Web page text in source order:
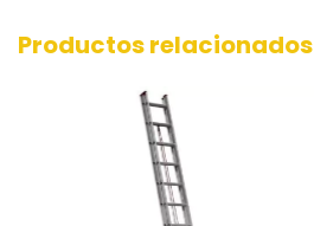
Productos relacionados